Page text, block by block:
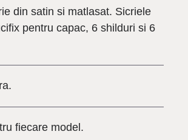
din satin si matlasat. Sicriele
pentru capac, 6 shilduri si 6
fiecare model.